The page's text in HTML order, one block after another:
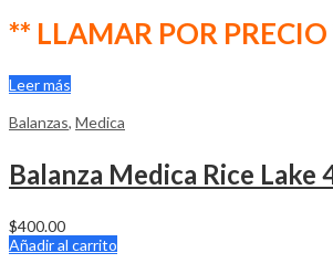
** LLAMAR POR PRECIO
Leer más
Balanzas, Medica
$400.00
Añadir al carrito